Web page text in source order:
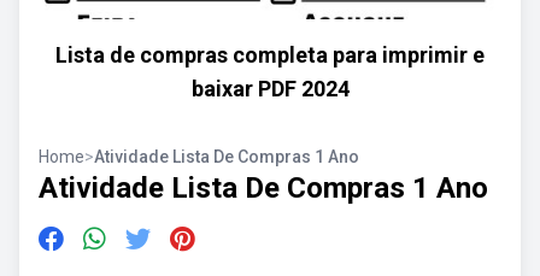
Lista de compras completa para imprimir e
baixar PDF 2024
Home>Atividade Lista De Compras 1 Ano
Atividade Lista De Compras 1 Ano